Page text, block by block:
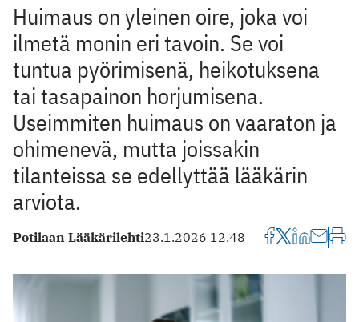
Huimaus on yleinen oire, joka voi
ilmetä monin eri tavoin. Se voi
tuntua pyörimisenä, heikotuksena
tai tasapainon horjumisena.
Useimmiten huimaus on vaaraton ja
ohimenevä, mutta joissakin
tilanteissa se edellyttää lääkärin
arviota.
Potilaan Lääkärilehti23.1.2026 12.48